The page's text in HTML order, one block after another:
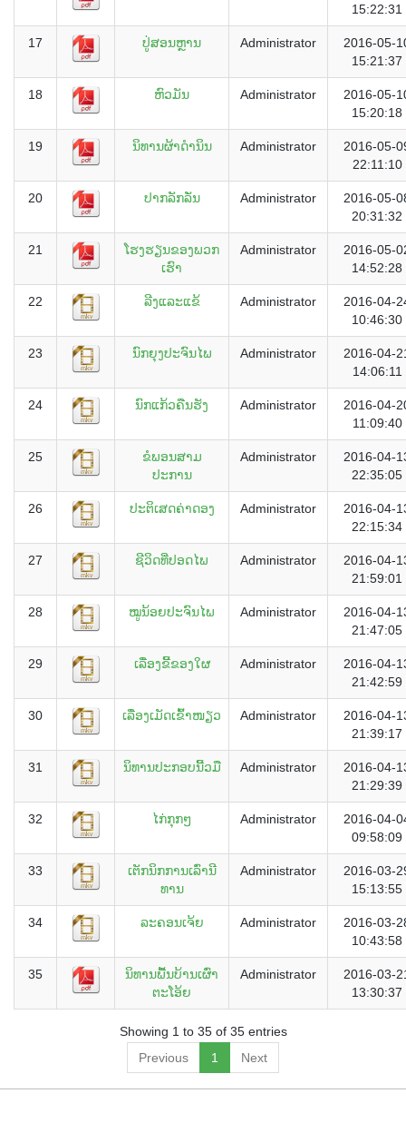
15:22:31
17 ປູ່ສອນຫຼານ Administrator
2016-05-
15:21:37
18 ຫົວມັນ Administrator
2016-05-
15:20:18
19 ນິທານຜ້າດຳນິນ Administrator
2016-05-
22:11:10
20 ປາກລັກລັ່ນ Administrator
2016-05-
20:31:32
21
ໂຮງຮຽນຂອງພວກ
ເຮົາ
Administrator
2016-05-
14:52:28
22 ລີງແລະແຂ້ Administrator
2016-04-
10:46:30
23 ນົກຍຸງປະຈົນໄພ Administrator
2016-04-
14:06:11
24 ນົກແກ້ວຄືນຮັງ Administrator
2016-04-
11:09:40
25
ຂໍພອນສາມ
ປະການ
Administrator
2016-04-
22:35:05
26 ປະຕິເສດຄ່າດອງ Administrator
2016-04-
22:15:34
27 ຊີວິດທີ່ປອດໄພ Administrator
2016-04-
21:59:01
28 ໝູນ້ອຍປະຈົນໄພ Administrator
2016-04-
21:47:05
29 ເລື່ອງຂີ້ຂອງໃຜ Administrator
2016-04-
21:42:59
30 ເລື່ອງເມັດເຂົ້າໜຽວ Administrator
2016-04-
21:39:17
31 ນິທານປະກອບນີ້ວມື Administrator
2016-04-
21:29:39
32 ໄກ່ກຸກໆ Administrator
2016-04-
09:58:09
33
ເຕັກນິກການເລົ່ານີ
ທານ
Administrator
2016-03-
15:13:55
34 ລະຄອນເຈ້ຍ Administrator
2016-03-
10:43:58
35
ນິທານພື້ນບ້ານເຜົ່າ
ຕະໂອ້ຍ
Administrator
2016-03-
13:30:37
Showing 1 to 35 of 35 entries
Previous
1 Next